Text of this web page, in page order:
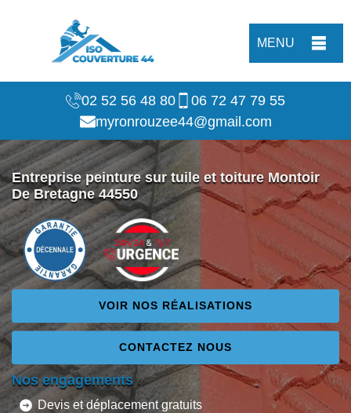
MENU
02 52 56 48 80
06 72 47 79 55
myronrouzee44@gmail.com
Entreprise peinture sur tuile et toiture Montoir
De Bretagne 44550
VOIR NOS RÉALISATIONS
CONTACTEZ NOUS
Nos engagements
Devis et déplacement gratuits